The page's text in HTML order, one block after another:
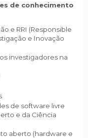
de conhecimento
e RRI (Responsible
e Inovação
investigadores na
de software livre
e da Ciência
aberto (hardware e